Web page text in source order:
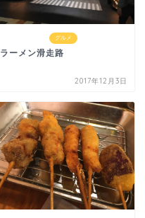
グルメ
ラーメン滑走路
2017年12月3日